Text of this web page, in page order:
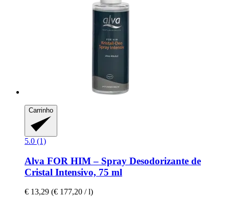
Carrinho
5.0 (1)
Alva FOR HIM – Spray Desodorizante de
Cristal Intensivo, 75 ml
€ 13,29 (€ 177,20 / l)